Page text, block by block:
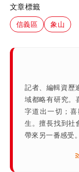
文章標籤
信義區 象山
記者、編輯資歷
域都略有研究。
字道出一切；
生。擅長找到社
帶來另一番感受。